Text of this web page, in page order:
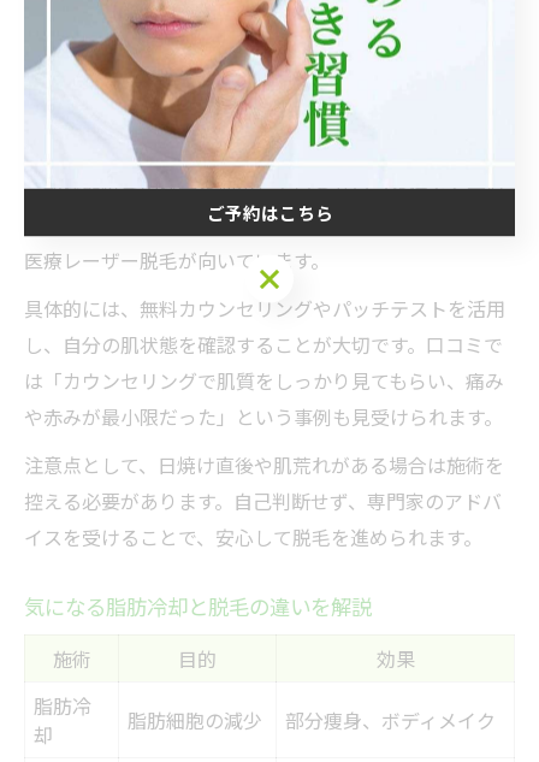
一般肌
いずれも対応
可
自己判断せず事前
相談
肌質に合った脱毛方法を選ぶことは、効果と安全性の両
立に直結します。敏感肌の方は刺激が少ない光脱毛や、
冷却機能付きの機器を使用しているサロンを選ぶと安心
です。一方、毛が濃い方や早く結果を出したい方には、
医療レーザー脱毛が向いています。
具体的には、無料カウンセリングやパッチテストを活用
し、自分の肌状態を確認することが大切です。口コミで
は「カウンセリングで肌質をしっかり見てもらい、痛み
や赤みが最小限だった」という事例も見受けられます。
注意点として、日焼け直後や肌荒れがある場合は施術を
控える必要があります。自己判断せず、専門家のアドバ
イスを受けることで、安心して脱毛を進められます。
気になる脂肪冷却と脱毛の違いを解説
施術 目的
効果
脂肪冷
却
脂肪細胞の減少 部分痩身、ボディメイク
ご予約はこちら
ご予約はこちら